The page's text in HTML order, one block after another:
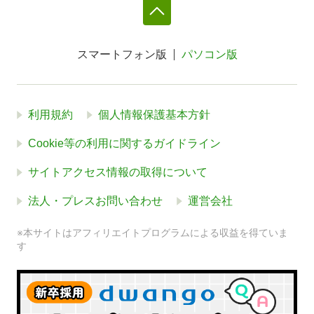
スマートフォン版 パソコン版
利用規約 個人情報保護基本方針
Cookie等の利用に関するガイドライン
サイトアクセス情報の取得について
法人・プレスお問い合わせ 運営会社
※本サイトはアフィリエイトプログラムによる収益を得ていま
す